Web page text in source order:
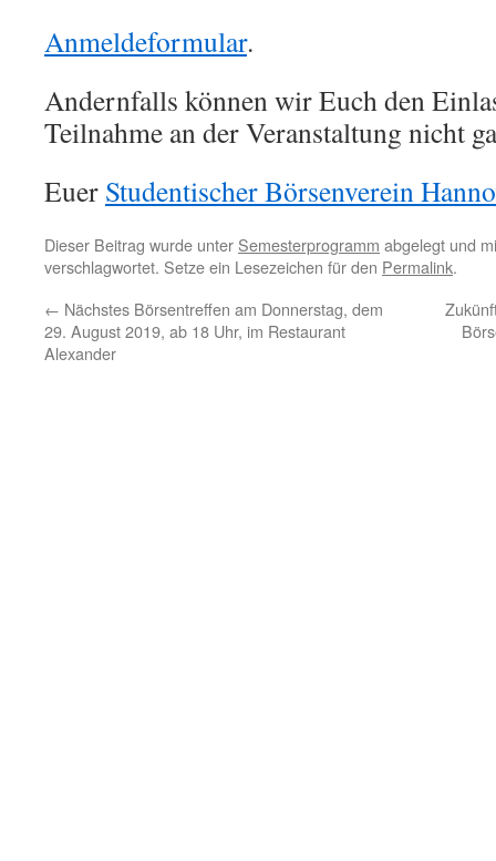
Anmeldeformular.
Andernfalls können wir Euch den
Teilnahme an der Veranstaltung nicht
Euer Studentischer Börsenverein
Dieser Beitrag wurde unter Semesterprogramm abgelegt und
verschlagwortet. Setze ein Lesezeichen für den Permalink.
← Nächstes Börsentreffen am Donnerstag, dem
29. August 2019, ab 18 Uhr, im Restaurant
Alexander